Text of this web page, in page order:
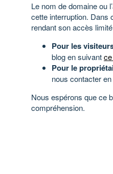
Le nom de domaine ou
cette interruption. Dans
rendant son accès
Pour les
blog en suivant
Pour le
nous contacter
Nous espérons que ce
compréhension.